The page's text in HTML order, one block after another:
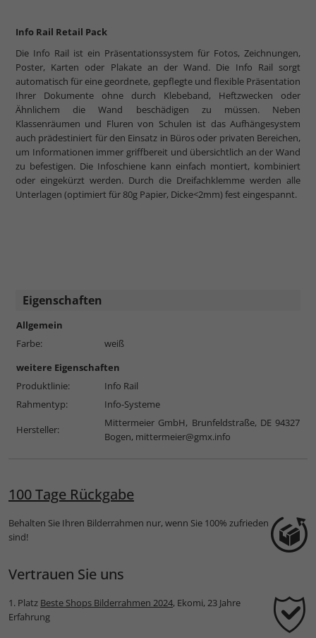
Info Rail Retail Pack
Die Info Rail ist ein Präsentationssystem für Fotos, Zeichnungen,
Poster, Karten oder Plakate an der Wand. Die Info Rail sorgt
automatisch für eine geordnete, gepflegte und flexible Präsentation
Ihrer Dokumente ohne durch Klebeband, Heftzwecken oder
Ähnlichem die Wand beschädigen zu müssen. Neben
Klassenräumen und Fluren von Schulen ist das Aufhängesystem
auch prädestiniert für den Einsatz in Büros oder privaten Bereichen,
um Informationen immer griffbereit und übersichtlich an der Wand
zu befestigen. Die Infoschiene kann einfach montiert, kombiniert
oder eingekürzt werden. Durch die Dreifachklemme werden alle
Unterlagen (optimiert für 80g Papier, Dicke<2mm) fest eingespannt.
Eigenschaften
Allgemein
Farbe:
weiß
weitere Eigenschaften
Produktlinie:
Info Rail
Rahmentyp:
Info-Systeme
Hersteller:
Mittermeier GmbH, Brunfeldstraße, DE 94327
Bogen, mittermeier@gmx.info
100 Tage Rückgabe
Behalten Sie Ihren Bilderrahmen nur, wenn Sie 100% zufrieden
sind!
Vertrauen Sie uns
1. Platz Beste Shops Bilderrahmen 2024, Ekomi, 23 Jahre
Erfahrung